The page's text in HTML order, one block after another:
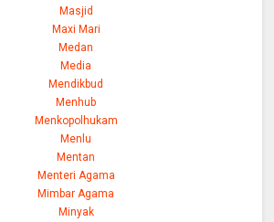
Masjid
Maxi Mari
Medan
Media
Mendikbud
Menhub
Menkopolhukam
Menlu
Mentan
Menteri Agama
Mimbar Agama
Minyak